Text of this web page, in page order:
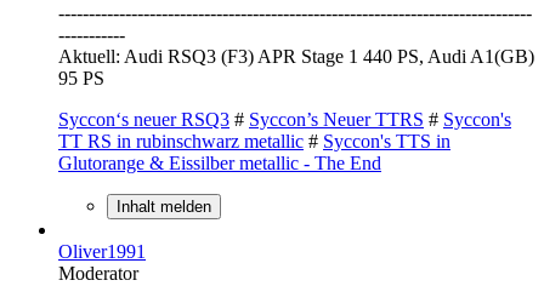
------------------------------------------------------------------------------
-----------
Aktuell: Audi RSQ3 (F3) APR Stage 1 440 PS, Audi A1(GB)
95 PS
Syccon‘s neuer RSQ3 # Syccon’s Neuer TTRS # Syccon's
TT RS in rubinschwarz metallic # Syccon's TTS in
Glutorange & Eissilber metallic - The End
Inhalt melden
Oliver1991
Moderator